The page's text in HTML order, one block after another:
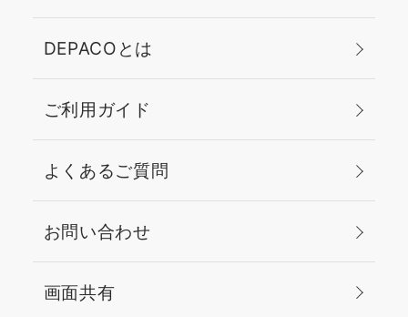
DEPACOとは
ご利用ガイド
よくあるご質問
お問い合わせ
画面共有